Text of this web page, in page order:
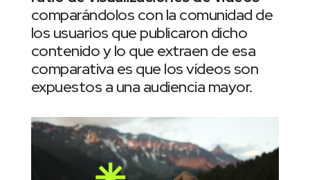
comparándolos con la comunidad de
los usuarios que publicaron dicho
contenido y lo que extraen de esa
comparativa es que los vídeos son
expuestos a una audiencia mayor.